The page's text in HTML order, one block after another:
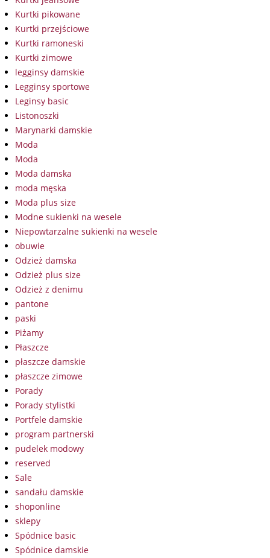
Kurtki pikowane
Kurtki przejściowe
Kurtki ramoneski
Kurtki zimowe
legginsy damskie
Legginsy sportowe
Leginsy basic
Listonoszki
Marynarki damskie
Moda
Moda
Moda damska
moda męska
Moda plus size
Modne sukienki na wesele
Niepowtarzalne sukienki na wesele
obuwie
Odzież damska
Odzież plus size
Odzież z denimu
pantone
paski
Piżamy
Płaszcze
płaszcze damskie
płaszcze zimowe
Porady
Porady stylistki
Portfele damskie
program partnerski
pudelek modowy
reserved
Sale
sandału damskie
shoponline
sklepy
Spódnice basic
Spódnice damskie